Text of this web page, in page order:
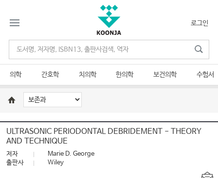
로그인
의학 간호학 치의학 한의학 보건의학 수험서
ULTRASONIC PERIODONTAL DEBRIDEMENT - THEORY
AND TECHNIQUE
저자
Marie D. George
출판사
Wiley